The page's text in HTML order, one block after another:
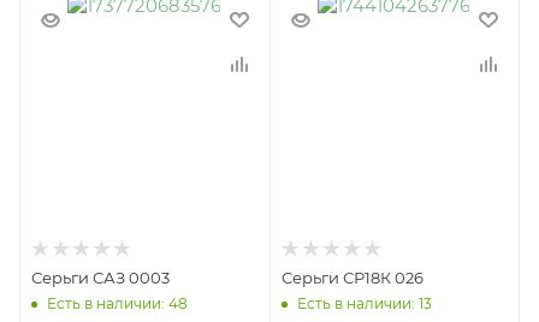
Серьги САЗ 0003
Есть в наличии: 48
Серьги СР18К 026
Есть в наличии: 13